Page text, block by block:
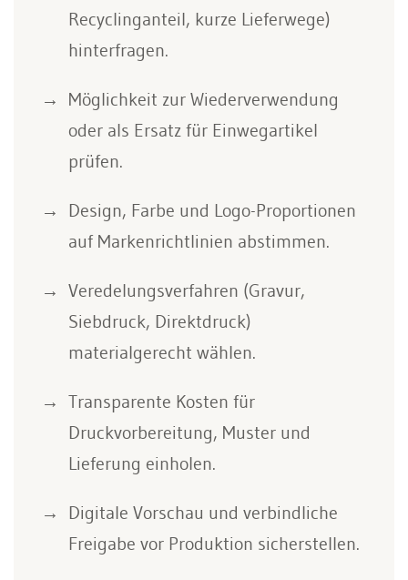
Recyclinganteil, kurze Lieferwege)
hinterfragen.
Möglichkeit zur Wiederverwendung
oder als Ersatz für Einwegartikel
prüfen.
Design, Farbe und Logo-Proportionen
auf Markenrichtlinien abstimmen.
Veredelungsverfahren (Gravur,
Siebdruck, Direktdruck)
materialgerecht wählen.
Transparente Kosten für
Druckvorbereitung, Muster und
Lieferung einholen.
Digitale Vorschau und verbindliche
Freigabe vor Produktion sicherstellen.